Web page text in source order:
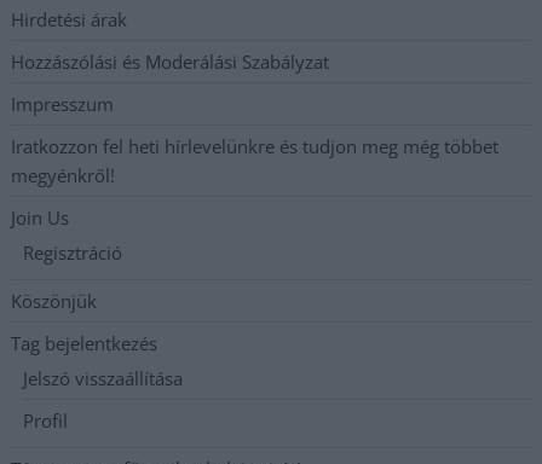
Hirdetési árak
Hozzászólási és Moderálási Szabályzat
Impresszum
Iratkozzon fel heti hírlevelünkre és tudjon meg még többet
megyénkről!
Join Us
Regisztráció
Köszönjük
Tag bejelentkezés
Jelszó visszaállítása
Profil